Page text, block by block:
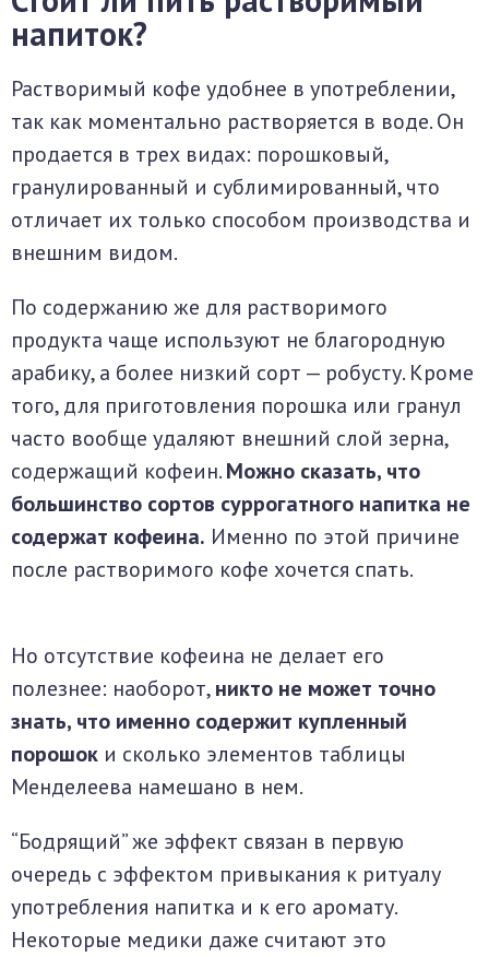
напиток?
Растворимый кофе удобнее в употреблении,
так как моментально растворяется в воде. Он
продается в трех видах: порошковый,
гранулированный и сублимированный, что
отличает их только способом производства и
внешним видом.
По содержанию же для растворимого
продукта чаще используют не благородную
арабику, а более низкий сорт — робусту. Кроме
того, для приготовления порошка или гранул
часто вообще удаляют внешний слой зерна,
содержащий кофеин.Можно сказать, что
большинство сортов суррогатного напитка не
содержат кофеина. Именно по этой причине
после растворимого кофе хочется спать.
Но отсутствие кофеина не делает его
полезнее: наоборот,никто не может точно
знать, что именно содержит купленный
порошок и сколько элементов таблицы
Менделеева намешано в нем.
“Бодрящий” же эффект связан в первую
очередь с эффектом привыкания к ритуалу
употребления напитка и к его аромату.
Некоторые медики даже считают это